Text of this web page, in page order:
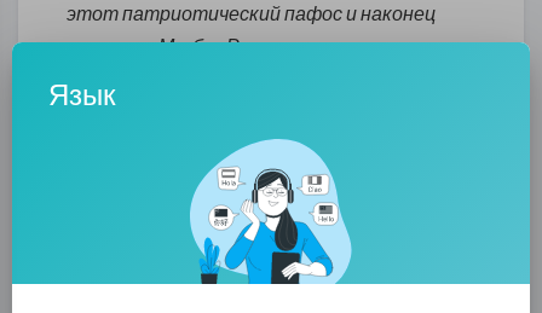
этот патриотический пафос и наконец
сказать: «Мы без России не просто не
можем обеспечить наличие тепла в
квартирах, мы без России не можем
обеспечить работу остатков нашей
промышленности, мы без России не можем
обеспечить наличие электричества в
электросетях»
Язык